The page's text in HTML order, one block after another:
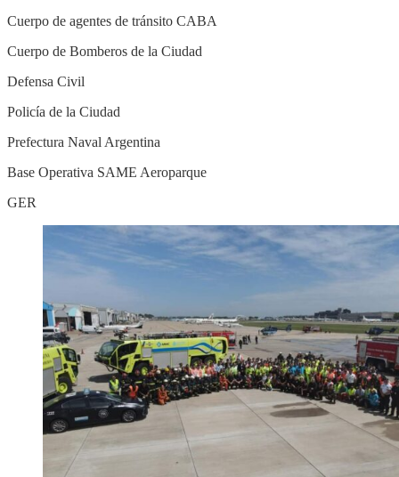
Cuerpo de agentes de tránsito CABA
Cuerpo de Bomberos de la Ciudad
Defensa Civil
Policía de la Ciudad
Prefectura Naval Argentina
Base Operativa SAME Aeroparque
GER